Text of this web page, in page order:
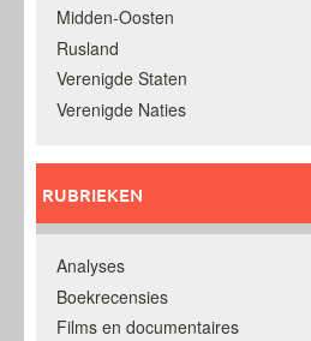
Midden-Oosten
Rusland
Verenigde Staten
Verenigde Naties
RUBRIEKEN
Analyses
Boekrecensies
Films en documentaires